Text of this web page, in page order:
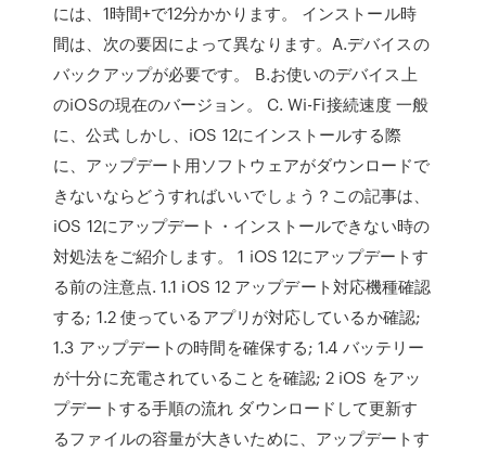
には、1時間+で12分かかります。 インストール時
間は、次の要因によって異なります。A.デバイスの
バックアップが必要です。 B.お使いのデバイス上
のiOSの現在のバージョン。 C. Wi-Fi接続速度 一般
に、公式 しかし、iOS 12にインストールする際
に、アップデート用ソフトウェアがダウンロードで
きないならどうすればいいでしょう？この記事は、
iOS 12にアップデート・インストールできない時の
対処法をご紹介します。 1 iOS 12にアップデートす
る前の注意点. 1.1 iOS 12 アップデート対応機種確認
する; 1.2 使っているアプリが対応しているか確認;
1.3 アップデートの時間を確保する; 1.4 バッテリー
が十分に充電されていることを確認; 2 iOS をアッ
プデートする手順の流れ ダウンロードして更新す
るファイルの容量が大きいために、アップデートす